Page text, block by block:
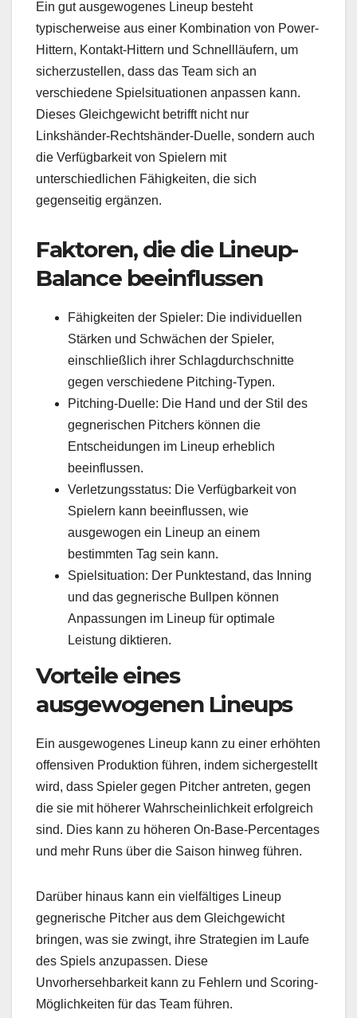
Ein gut ausgewogenes Lineup besteht
typischerweise aus einer Kombination von Power-
Hittern, Kontakt-Hittern und Schnellläufern, um
sicherzustellen, dass das Team sich an
verschiedene Spielsituationen anpassen kann.
Dieses Gleichgewicht betrifft nicht nur
Linkshänder-Rechtshänder-Duelle, sondern auch
die Verfügbarkeit von Spielern mit
unterschiedlichen Fähigkeiten, die sich
gegenseitig ergänzen.
Faktoren, die die Lineup-
Balance beeinflussen
Fähigkeiten der Spieler: Die individuellen
Stärken und Schwächen der Spieler,
einschließlich ihrer Schlagdurchschnitte
gegen verschiedene Pitching-Typen.
Pitching-Duelle: Die Hand und der Stil des
gegnerischen Pitchers können die
Entscheidungen im Lineup erheblich
beeinflussen.
Verletzungsstatus: Die Verfügbarkeit von
Spielern kann beeinflussen, wie
ausgewogen ein Lineup an einem
bestimmten Tag sein kann.
Spielsituation: Der Punktestand, das Inning
und das gegnerische Bullpen können
Anpassungen im Lineup für optimale
Leistung diktieren.
Vorteile eines
ausgewogenen Lineups
Ein ausgewogenes Lineup kann zu einer erhöhten
offensiven Produktion führen, indem sichergestellt
wird, dass Spieler gegen Pitcher antreten, gegen
die sie mit höherer Wahrscheinlichkeit erfolgreich
sind. Dies kann zu höheren On-Base-Percentages
und mehr Runs über die Saison hinweg führen.
Darüber hinaus kann ein vielfältiges Lineup
gegnerische Pitcher aus dem Gleichgewicht
bringen, was sie zwingt, ihre Strategien im Laufe
des Spiels anzupassen. Diese
Unvorhersehbarkeit kann zu Fehlern und Scoring-
Möglichkeiten für das Team führen.